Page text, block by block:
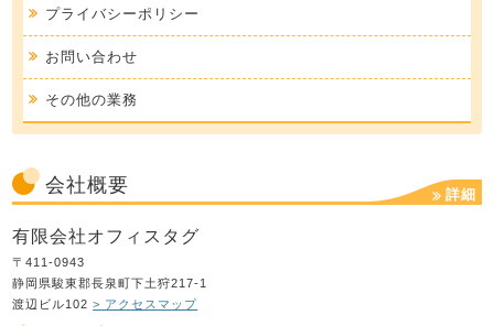
プライバシーポリシー
お問い合わせ
その他の業務
会社概要 詳細
有限会社オフィスタグ
〒411-0943
静岡県駿東郡長泉町下土狩217-1
渡辺ビル102> アクセスマップ